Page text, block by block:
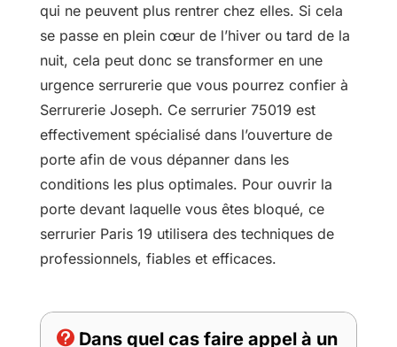
qui ne peuvent plus rentrer chez elles. Si cela
se passe en plein cœur de l’hiver ou tard de la
nuit, cela peut donc se transformer en une
urgence serrurerie que vous pourrez confier à
Serrurerie Joseph. Ce serrurier 75019 est
effectivement spécialisé dans l’ouverture de
porte afin de vous dépanner dans les
conditions les plus optimales. Pour ouvrir la
porte devant laquelle vous êtes bloqué, ce
serrurier Paris 19 utilisera des techniques de
professionnels, fiables et efficaces.
Dans quel cas faire appel à un